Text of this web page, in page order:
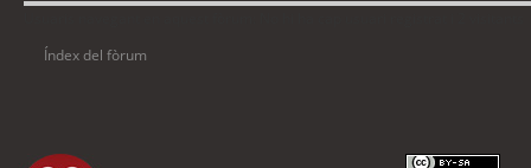
Índex del fòrum